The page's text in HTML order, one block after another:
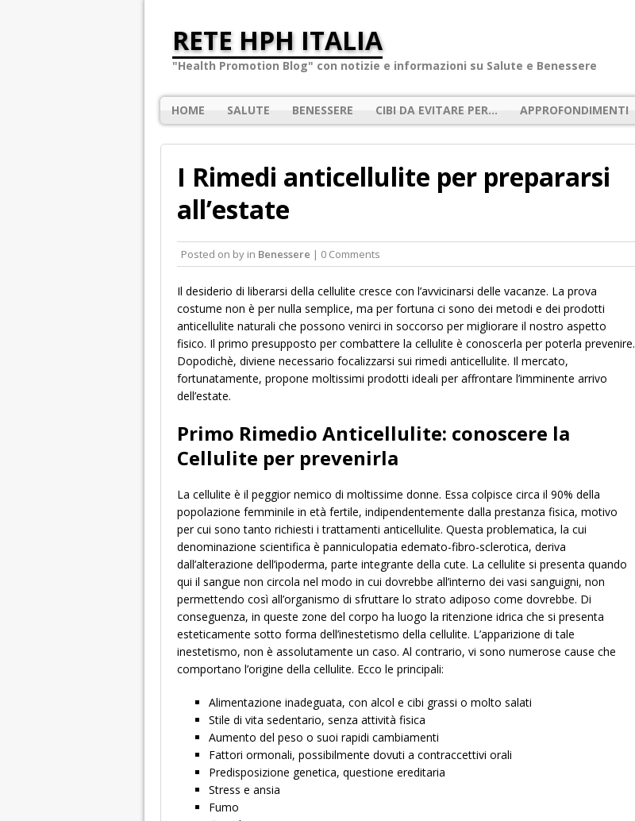
RETE HPH ITALIA
"Health Promotion Blog" con notizie e informazioni su Salute e Benessere
HOME SALUTE BENESSERE CIBI DA EVITARE PER… APPROFONDIMENTI
I Rimedi anticellulite per prepararsi
all’estate
Posted on by in Benessere | 0 Comments
Il desiderio di liberarsi della cellulite cresce con l’avvicinarsi delle vacanze. La prova
costume non è per nulla semplice, ma per fortuna ci sono dei metodi e dei prodotti
anticellulite naturali che possono venirci in soccorso per migliorare il nostro aspetto
fisico. Il primo presupposto per combattere la cellulite è conoscerla per poterla prevenire.
Dopodichè, diviene necessario focalizzarsi sui rimedi anticellulite. Il mercato,
fortunatamente, propone moltissimi prodotti ideali per affrontare l’imminente arrivo
dell’estate.
Primo Rimedio Anticellulite: conoscere la
Cellulite per prevenirla
La cellulite è il peggior nemico di moltissime donne. Essa colpisce circa il 90% della
popolazione femminile in età fertile, indipendentemente dalla prestanza fisica, motivo
per cui sono tanto richiesti i trattamenti anticellulite. Questa problematica, la cui
denominazione scientifica è panniculopatia edemato-fibro-sclerotica, deriva
dall’alterazione dell’ipoderma, parte integrante della cute. La cellulite si presenta quando
qui il sangue non circola nel modo in cui dovrebbe all’interno dei vasi sanguigni, non
permettendo così all’organismo di sfruttare lo strato adiposo come dovrebbe. Di
conseguenza, in queste zone del corpo ha luogo la ritenzione idrica che si presenta
esteticamente sotto forma dell’inestetismo della cellulite. L’apparizione di tale
inestetismo, non è assolutamente un caso. Al contrario, vi sono numerose cause che
comportano l’origine della cellulite. Ecco le principali:
Alimentazione inadeguata, con alcol e cibi grassi o molto salati
Stile di vita sedentario, senza attività fisica
Aumento del peso o suoi rapidi cambiamenti
Fattori ormonali, possibilmente dovuti a contraccettivi orali
Predisposizione genetica, questione ereditaria
Stress e ansia
Fumo